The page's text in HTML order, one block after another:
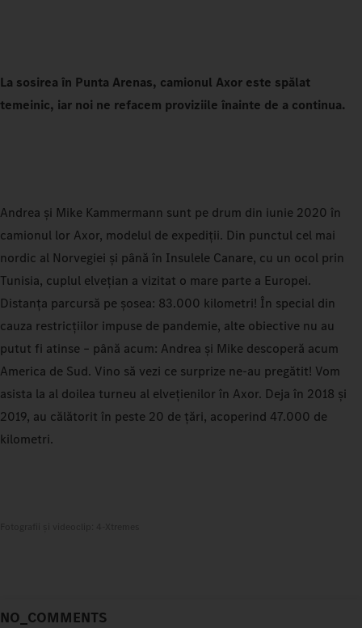
La sosirea în Punta Arenas, camionul Axor este spălat
temeinic, iar noi ne refacem proviziile înainte de a continua.
Andrea și Mike Kammermann sunt pe drum din iunie 2020 în
camionul lor Axor, modelul de expediții. Din punctul cel mai
nordic al Norvegiei și până în Insulele Canare, cu un ocol prin
Tunisia, cuplul elvețian a vizitat o mare parte a Europei.
Distanța parcursă pe șosea: 83.000 kilometri! În special din
cauza restricțiilor impuse de pandemie, alte obiective nu au
putut fi atinse – până acum: Andrea și Mike descoperă acum
America de Sud. Vino să vezi ce surprize ne-au pregătit! Vom
asista la al doilea turneu al elvețienilor în Axor. Deja în 2018 și
2019, au călătorit în peste 20 de țări, acoperind 47.000 de
kilometri.
NO_COMMENTS